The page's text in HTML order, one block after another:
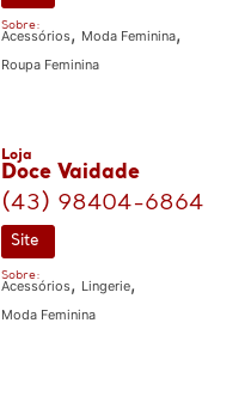
Sobre:
Acessórios, Moda Feminina,
Roupa Feminina
Loja
Doce Vaidade
(43) 98404-6864
Site
Sobre:
Acessórios, Lingerie,
Moda Feminina